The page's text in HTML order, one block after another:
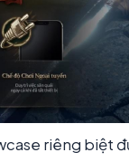
riêng biệt